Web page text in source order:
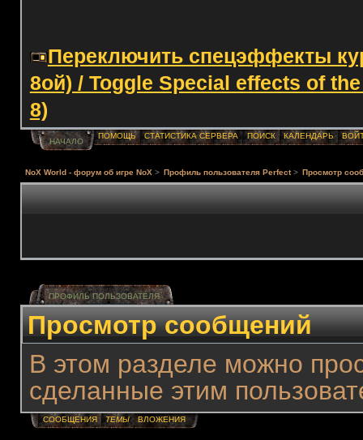
Переключить спецэффекты
8ой) / Toggle Special effects of
8)
НАЧАЛО
ПОМОЩЬ СТАТИСТИКА СЕРВЕРА ПОИСК КАЛЕНДАРЬ
NoX World - форум об игре NoX > Профиль пользователя Perfect> Просмотр
ПРОФИЛЬ ПОЛЬЗОВАТЕЛЯ
Просмотр сообщений
В этом разделе можно
сделанные этим
СООБЩЕНИЯ ТЕМЫ ВЛОЖЕНИЯ